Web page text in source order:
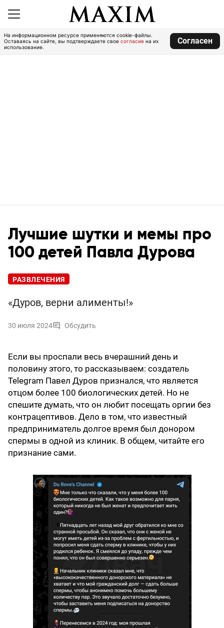
На информационном ресурсе применяются cookie-файлы.
Оставаясь на сайте, вы подтверждаете свое согласие на их
использование.
Согласен
Лучшие шутки и мемы про
100 детей Павла Дурова
РАЗВЛЕЧЕНИЯ
«Дуров, верни алименты!»
30 июля 2024 Обсудить
Если вы проспали весь вчерашний день и
половину этого, то рассказываем: создатель
Telegram Павел Дуров признался, что является
отцом более 100 биологических детей. Но не
спешите думать, что он любит посещать оргии без
контрацептивов. Дело в том, что известный
предприниматель долгое время был донором
спермы в одной из клиник. В общем, читайте его
признание сами.